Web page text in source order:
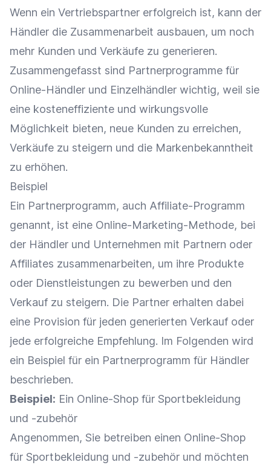
Wenn ein Vertriebspartner erfolgreich ist, kann der
Händler die Zusammenarbeit ausbauen, um noch
mehr Kunden und Verkäufe zu generieren.
Zusammengefasst sind Partnerprogramme für
Online-Händler und Einzelhändler wichtig, weil sie
eine kosteneffiziente und wirkungsvolle
Möglichkeit bieten, neue Kunden zu erreichen,
Verkäufe zu steigern und die Markenbekanntheit
zu erhöhen.
Beispiel
Ein Partnerprogramm, auch Affiliate-Programm
genannt, ist eine Online-Marketing-Methode, bei
der Händler und Unternehmen mit Partnern oder
Affiliates zusammenarbeiten, um ihre Produkte
oder Dienstleistungen zu bewerben und den
Verkauf zu steigern. Die Partner erhalten dabei
eine Provision für jeden generierten Verkauf oder
jede erfolgreiche Empfehlung. Im Folgenden wird
ein Beispiel für ein Partnerprogramm für Händler
beschrieben.
Beispiel: Ein Online-Shop für Sportbekleidung
und -zubehör
Angenommen, Sie betreiben einen Online-Shop
für Sportbekleidung und -zubehör und möchten